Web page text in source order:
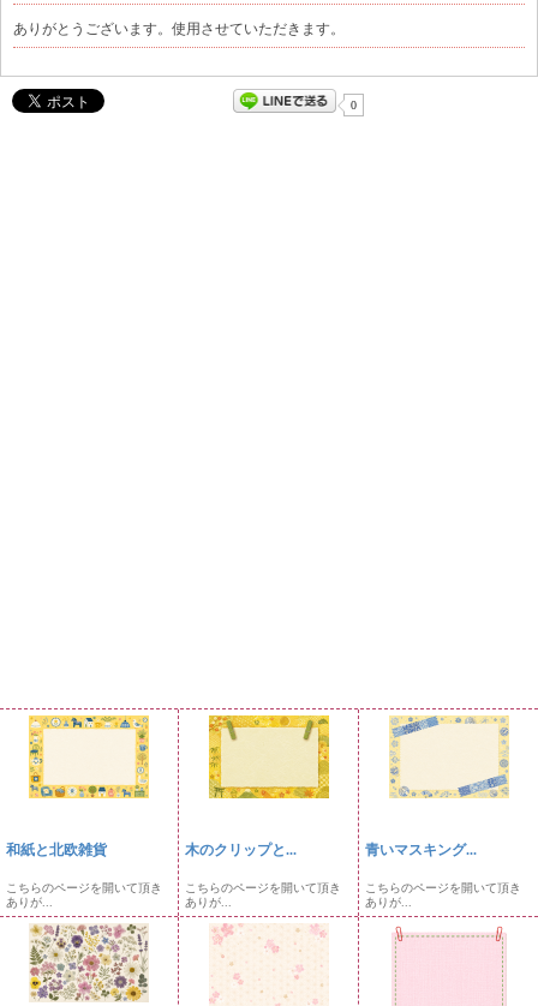
ありがとうございます。使用させていただきます。
0
和紙と北欧雑貨
こちらのページを開いて頂き
ありが...
木のクリップと...
こちらのページを開いて頂き
ありが...
青いマスキング...
こちらのページを開いて頂き
ありが...